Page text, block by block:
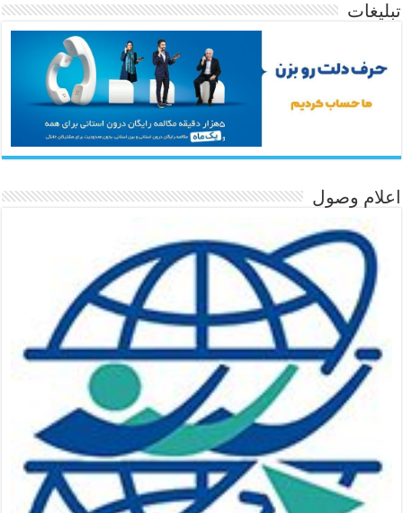
تبلیغات
اعلام وصول